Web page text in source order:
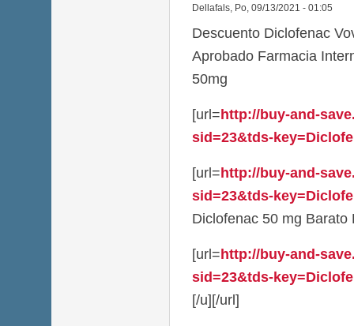
Dellafals, Po, 09/13/2021 - 01:05
Descuento Diclofenac
Aprobado Farmacia
50mg
[url=http://buy-and-
sid=23&tds-
[url=http://buy-and-
sid=23&tds-
Diclofenac 50 mg Barato
[url=http://buy-and-
sid=23&tds-
[/u][/url]